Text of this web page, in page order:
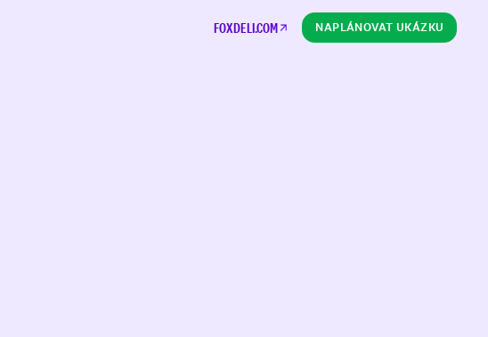
FOXDELI.COM NAPLÁNOVAT UKÁZKU